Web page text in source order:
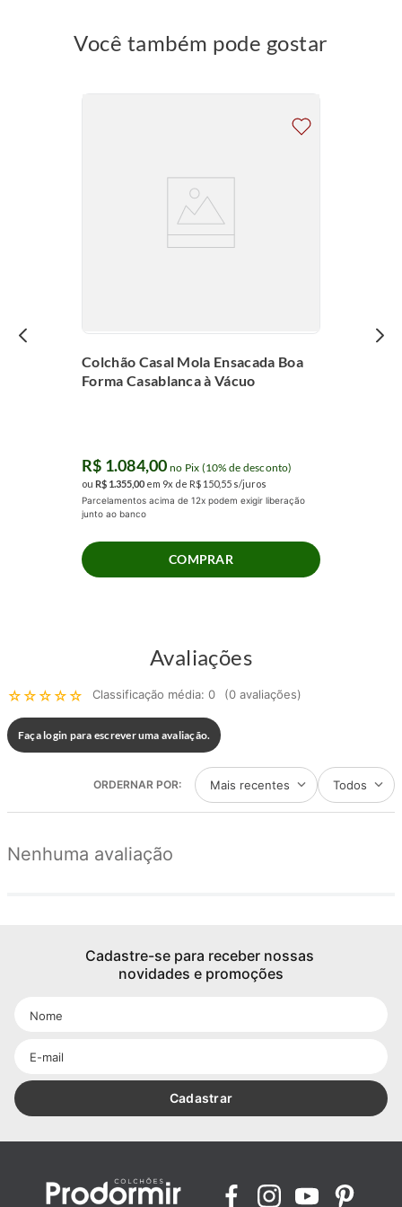
Você também pode gostar
Colchão Casal Mola Ensacada Boa
Forma Casablanca à Vácuo
R$ 1.084,00 no Pix (10% de desconto)
ou R$ 1.35500 em 9x de R$ 150,55 s/juros
Parcelamentos acima de 12x podem exigir liberação
junto ao banco
COMPRAR
Avaliações
☆ ☆ ☆ ☆ ☆ Classificação média: 0 (0 avaliações)
Faça login para escrever uma avaliação.
Mais recentes Todos
Nenhuma avaliação
Cadastre-se para receber nossas
novidades e promoções
Cadastrar